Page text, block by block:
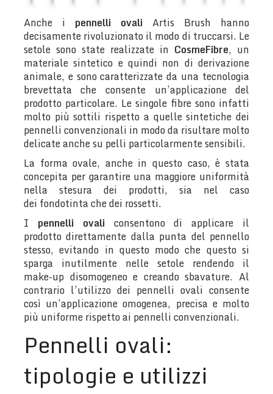
Anche i pennelli ovaliArtis Brush hanno
decisamente rivoluzionato il modo di truccarsi. Le
setole sono state realizzate in CosmeFibre, un
materiale sintetico e quindi non di derivazione
animale, e sono caratterizzate da una tecnologia
brevettata che consente un’applicazione del
prodotto particolare. Le singole fibre sono infatti
molto più sottili rispetto a quelle sintetiche dei
pennelli convenzionali in modo da risultare molto
delicate anche su pelli particolarmente sensibili.
La forma ovale, anche in questo caso, è stata
concepita per garantire una maggiore uniformità
nella stesura dei prodotti, sia nel caso
dei fondotinta che dei rossetti.
I pennelli ovaliconsentono di applicare il
prodotto direttamente dalla punta del pennello
stesso, evitando in questo modo che questo si
sparga inutilmente nelle setole rendendo il
make-up disomogeneo e creando sbavature. Al
contrario l’utilizzo dei pennelli ovali consente
così un’applicazione omogenea, precisa e molto
più uniforme rispetto ai pennelli convenzionali.
Pennelli ovali:
tipologie e utilizzi